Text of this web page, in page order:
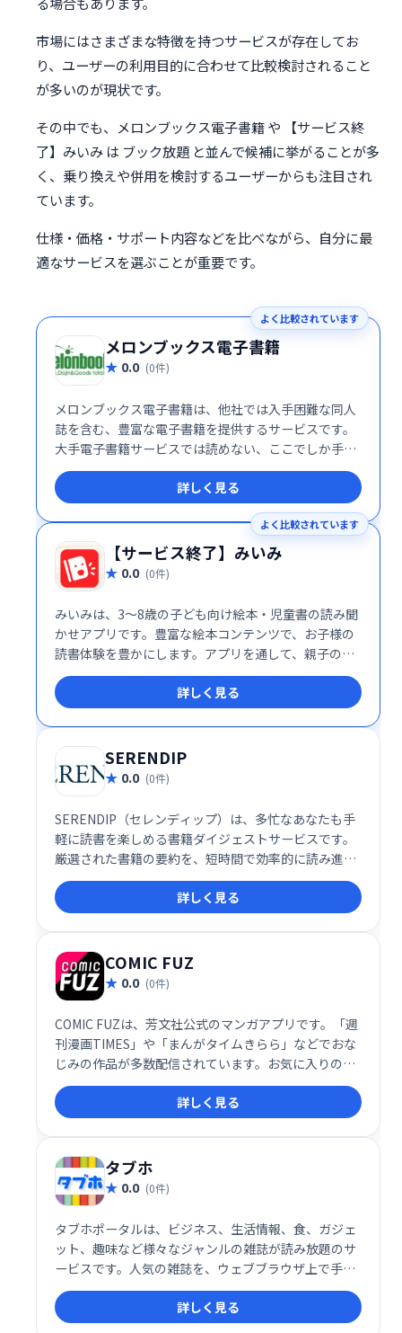
市場にはさまざまな特徴を持つサービスが存在してお
り、ユーザーの利用目的に合わせて比較検討されること
が多いのが現状です。
その中でも、メロンブックス電子書籍 や 【サービス終
了】みいみ は ブック放題 と並んで候補に挙がることが多
く、乗り換えや併用を検討するユーザーからも注目され
ています。
仕様・価格・サポート内容などを比べながら、自分に最
適なサービスを選ぶことが重要です。
よく比較されています
メロンブックス電子書籍
0.0 (0件)
メロンブックス電子書籍は、他社では入手困難な同人
誌を含む、豊富な電子書籍を提供するサービスです。
大手電子書籍サービスでは読めない、ここでしか手に
入らない作品も多数取り揃えています。あなただけの
特別な一冊を、ぜひメロンブックスで探してみてくだ
さい。
詳しく見る
よく比較されています
【サービス終了】みいみ
0.0 (0件)
みいみは、3～8歳の子ども向け絵本・児童書の読み聞
かせアプリです。豊富な絵本コンテンツで、お子様の
読書体験を豊かにします。アプリを通して、親子の触
れ合いを育み、豊かな情操を育むお手伝いをいたしま
す。
詳しく見る
SERENDIP
0.0 (0件)
SERENDIP（セレンディップ）は、多忙なあなたも手
軽に読書を楽しめる書籍ダイジェストサービスです。
厳選された書籍の要約を、短時間で効率的に読み進め
られます。ビジネス書から小説まで、幅広いジャンル
の知識を吸収し、知的好奇心を満たしましょう。
詳しく見る
COMIC FUZ
0.0 (0件)
COMIC FUZは、芳文社公式のマンガアプリです。「週
刊漫画TIMES」や「まんがタイムきらら」などでおな
じみの作品が多数配信されています。お気に入りの漫
画をアプリで手軽に楽しめます。
詳しく見る
タブホ
0.0 (0件)
タブホポータルは、ビジネス、生活情報、食、ガジェ
ット、趣味など様々なジャンルの雑誌が読み放題のサ
ービスです。人気の雑誌を、ウェブブラウザ上で手軽
に閲覧できます。いつでもどこでも、あなたのお気に
入りの雑誌をお楽しみください。
詳しく見る